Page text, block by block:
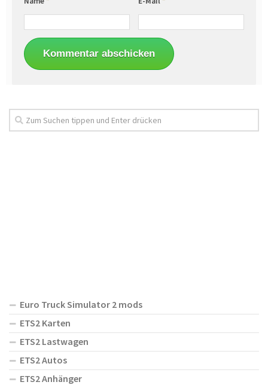
Euro Truck Simulator 2 mods
ETS2 Karten
ETS2 Lastwagen
ETS2 Autos
ETS2 Anhänger